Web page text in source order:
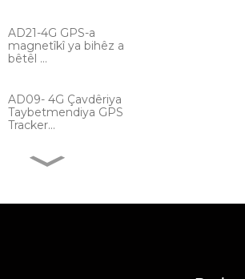
AD21-4G GPS-a
magnetîkî ya bihêz a
bêtêl ...
AD09- 4G Çavdêriya
Taybetmendiya GPS
Tracker...